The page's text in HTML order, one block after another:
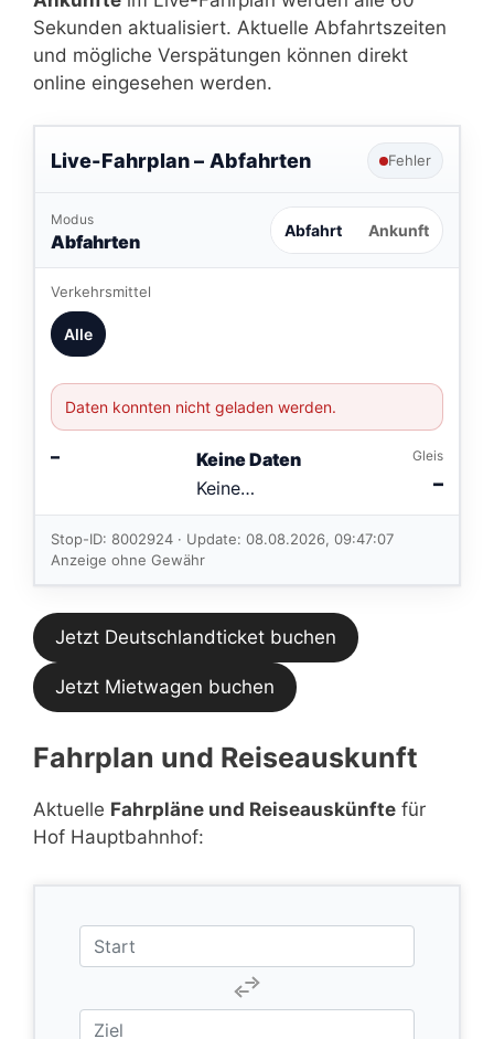
Sekunden aktualisiert. Aktuelle Abfahrtszeiten
und mögliche Verspätungen können direkt
online eingesehen werden.
Live-Fahrplan – Abfahrten Fehler
Modus
Abfahrten Abfahrt Ankunft
Verkehrsmittel
Alle
Daten konnten nicht geladen werden.
–
Keine Daten
Keine
Verbindungen
im aktuellen
Feed.
Gleis
–
Stop-ID: 8002924 · Update: 08.08.2026, 09:47:07
Anzeige ohne Gewähr
Jetzt Deutschlandticket buchen
Jetzt Mietwagen buchen
Fahrplan und Reiseauskunft
Aktuelle Fahrpläne und Reiseauskünfte für
Hof Hauptbahnhof: